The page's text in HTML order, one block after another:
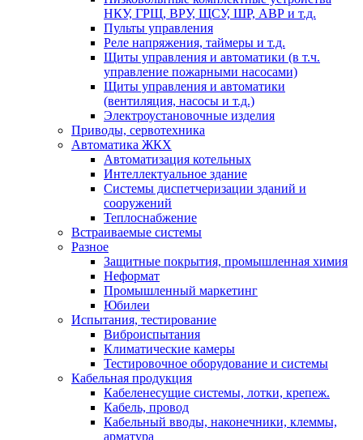
НКУ, ГРЩ, ВРУ, ЩСУ, ШР, АВР и т.д.
Пульты управления
Реле напряжения, таймеры и т.д.
Щиты управления и автоматики (в т.ч.
управление пожарными насосами)
Щиты управления и автоматики
(вентиляция, насосы и т.д.)
Электроустановочные изделия
Приводы, сервотехника
Автоматика ЖКХ
Автоматизация котельных
Интеллектуальное здание
Системы диспетчеризации зданий и
сооружений
Теплоснабжение
Встраиваемые системы
Разное
Защитные покрытия, промышленная химия
Неформат
Промышленный маркетинг
Юбилеи
Испытания, тестирование
Виброиспытания
Климатические камеры
Тестировочное оборудование и системы
Кабельная продукция
Кабеленесущие системы, лотки, крепеж.
Кабель, провод
Кабельный вводы, наконечники, клеммы,
арматура